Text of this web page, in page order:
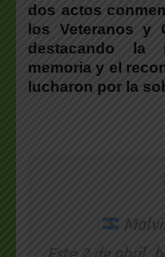
dos actos
los Veteranos y
destacando la
memoria y el
lucharon por la
Este 2 de abril,